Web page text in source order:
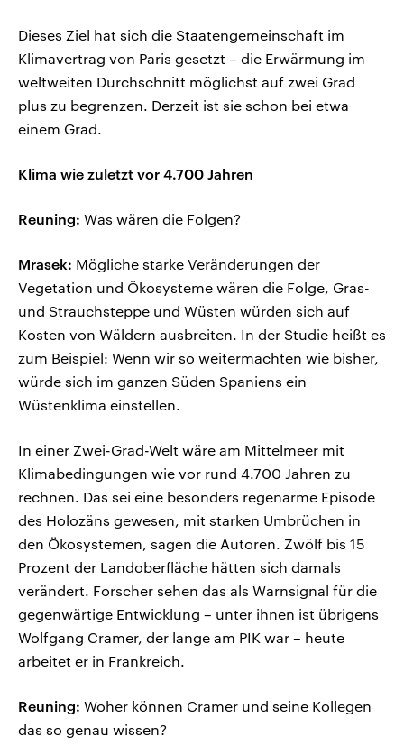
Dieses Ziel hat sich die Staatengemeinschaft im
Klimavertrag von Paris gesetzt – die Erwärmung im
weltweiten Durchschnitt möglichst auf zwei Grad
plus zu begrenzen. Derzeit ist sie schon bei etwa
einem Grad.
Klima wie zuletzt vor 4.700 Jahren
Reuning: Was wären die Folgen?
Mrasek: Mögliche starke Veränderungen der
Vegetation und Ökosysteme wären die Folge, Gras-
und Strauchsteppe und Wüsten würden sich auf
Kosten von Wäldern ausbreiten. In der Studie heißt es
zum Beispiel: Wenn wir so weitermachten wie bisher,
würde sich im ganzen Süden Spaniens ein
Wüstenklima einstellen.
In einer Zwei-Grad-Welt wäre am Mittelmeer mit
Klimabedingungen wie vor rund 4.700 Jahren zu
rechnen. Das sei eine besonders regenarme Episode
des Holozäns gewesen, mit starken Umbrüchen in
den Ökosystemen, sagen die Autoren. Zwölf bis 15
Prozent der Landoberfläche hätten sich damals
verändert. Forscher sehen das als Warnsignal für die
gegenwärtige Entwicklung – unter ihnen ist übrigens
Wolfgang Cramer, der lange am PIK war – heute
arbeitet er in Frankreich.
Reuning: Woher können Cramer und seine Kollegen
das so genau wissen?